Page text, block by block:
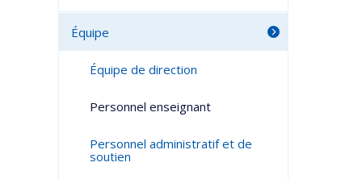
Équipe
Équipe de direction
Personnel enseignant
Personnel administratif et de
soutien